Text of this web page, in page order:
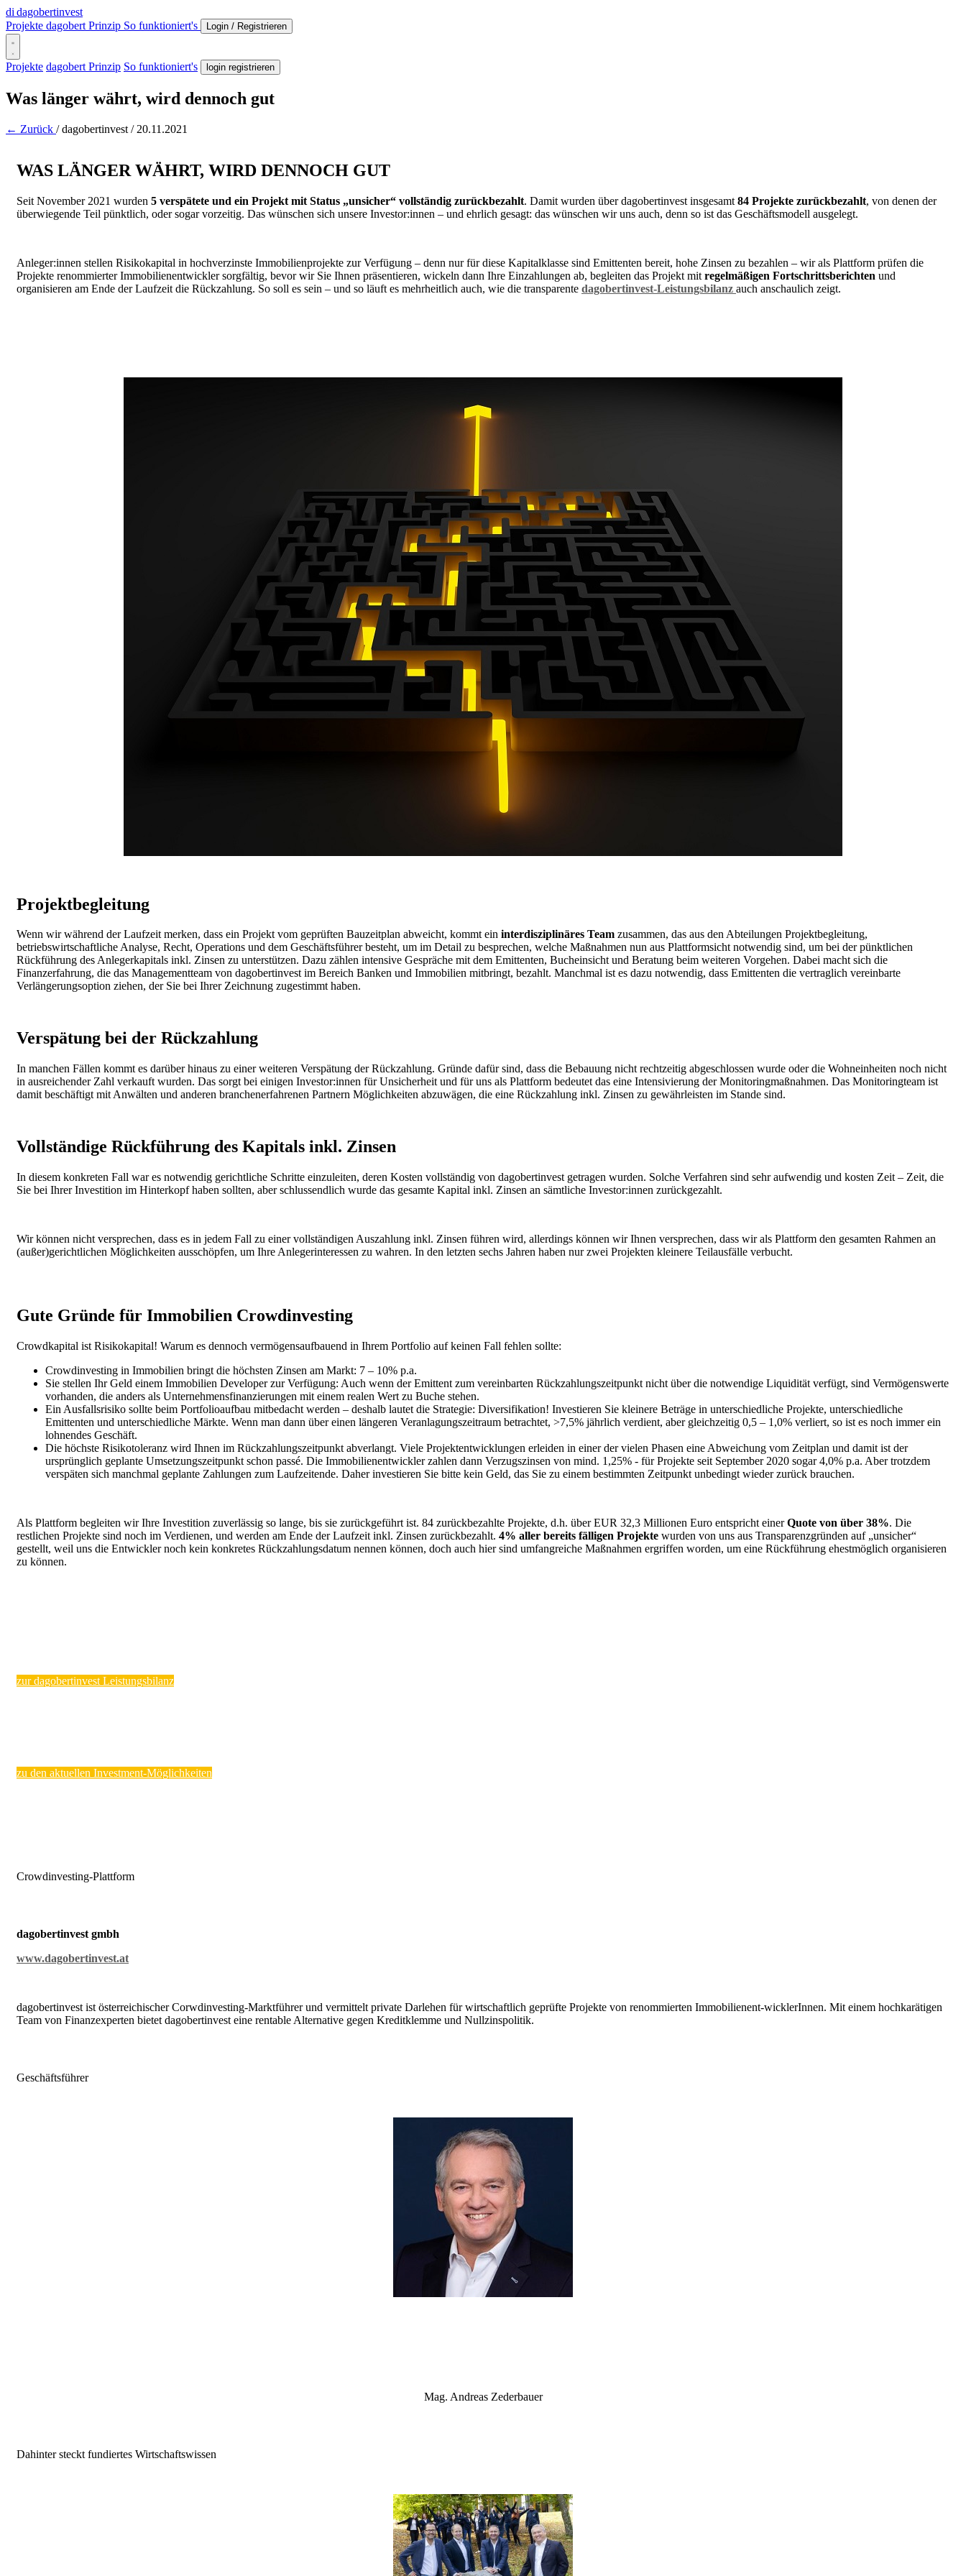
di dagobertinvest
Projekte dagobert Prinzip So funktioniert's Login / Registrieren
Projekte dagobert Prinzip So funktioniert's login registrieren
Was länger währt, wird dennoch gut
← Zurück / dagobertinvest / 20.11.2021
WAS LÄNGER WÄHRT, WIRD DENNOCH GUT
Seit November 2021 wurden 5 verspätete und ein Projekt mit Status „unsicher“ vollständig zurückbezahlt. Damit wurden über dagobertinvest insgesamt 84 Projekte zurückbezahlt, von denen der
überwiegende Teil pünktlich, oder sogar vorzeitig. Das wünschen sich unsere Investor:innen – und ehrlich gesagt: das wünschen wir uns auch, denn so ist das Geschäftsmodell ausgelegt.
Anleger:innen stellen Risikokapital in hochverzinste Immobilienprojekte zur Verfügung – denn nur für diese Kapitalklasse sind Emittenten bereit, hohe Zinsen zu bezahlen – wir als Plattform prüfen die
Projekte renommierter Immobilienentwickler sorgfältig, bevor wir Sie Ihnen präsentieren, wickeln dann Ihre Einzahlungen ab, begleiten das Projekt mit regelmäßigen Fortschrittsberichten und
organisieren am Ende der Laufzeit die Rückzahlung. So soll es sein – und so läuft es mehrheitlich auch, wie die transparente dagobertinvest-Leistungsbilanz auch anschaulich zeigt.
Projektbegleitung
Wenn wir während der Laufzeit merken, dass ein Projekt vom geprüften Bauzeitplan abweicht, kommt ein interdisziplinäres Team zusammen, das aus den Abteilungen Projektbegleitung,
betriebswirtschaftliche Analyse, Recht, Operations und dem Geschäftsführer besteht, um im Detail zu besprechen, welche Maßnahmen nun aus Plattformsicht notwendig sind, um bei der pünktlichen
Rückführung des Anlegerkapitals inkl. Zinsen zu unterstützen. Dazu zählen intensive Gespräche mit dem Emittenten, Bucheinsicht und Beratung beim weiteren Vorgehen. Dabei macht sich die
Finanzerfahrung, die das Managementteam von dagobertinvest im Bereich Banken und Immobilien mitbringt, bezahlt. Manchmal ist es dazu notwendig, dass Emittenten die vertraglich vereinbarte
Verlängerungsoption ziehen, der Sie bei Ihrer Zeichnung zugestimmt haben.
Verspätung bei der Rückzahlung
In manchen Fällen kommt es darüber hinaus zu einer weiteren Verspätung der Rückzahlung. Gründe dafür sind, dass die Bebauung nicht rechtzeitig abgeschlossen wurde oder die Wohneinheiten noch nicht
in ausreichender Zahl verkauft wurden. Das sorgt bei einigen Investor:innen für Unsicherheit und für uns als Plattform bedeutet das eine Intensivierung der Monitoringmaßnahmen. Das Monitoringteam ist
damit beschäftigt mit Anwälten und anderen branchenerfahrenen Partnern Möglichkeiten abzuwägen, die eine Rückzahlung inkl. Zinsen zu gewährleisten im Stande sind.
Vollständige Rückführung des Kapitals inkl. Zinsen
In diesem konkreten Fall war es notwendig gerichtliche Schritte einzuleiten, deren Kosten vollständig von dagobertinvest getragen wurden. Solche Verfahren sind sehr aufwendig und kosten Zeit – Zeit, die
Sie bei Ihrer Investition im Hinterkopf haben sollten, aber schlussendlich wurde das gesamte Kapital inkl. Zinsen an sämtliche Investor:innen zurückgezahlt.
Wir können nicht versprechen, dass es in jedem Fall zu einer vollständigen Auszahlung inkl. Zinsen führen wird, allerdings können wir Ihnen versprechen, dass wir als Plattform den gesamten Rahmen an
(außer)gerichtlichen Möglichkeiten ausschöpfen, um Ihre Anlegerinteressen zu wahren. In den letzten sechs Jahren haben nur zwei Projekten kleinere Teilausfälle verbucht.
Gute Gründe für Immobilien Crowdinvesting
Crowdkapital ist Risikokapital! Warum es dennoch vermögensaufbauend in Ihrem Portfolio auf keinen Fall fehlen sollte:
Crowdinvesting in Immobilien bringt die höchsten Zinsen am Markt: 7 – 10% p.a.
Sie stellen Ihr Geld einem Immobilien Developer zur Verfügung: Auch wenn der Emittent zum vereinbarten Rückzahlungszeitpunkt nicht über die notwendige Liquidität verfügt, sind Vermögenswerte
vorhanden, die anders als Unternehmensfinanzierungen mit einem realen Wert zu Buche stehen.
Ein Ausfallsrisiko sollte beim Portfolioaufbau mitbedacht werden – deshalb lautet die Strategie: Diversifikation! Investieren Sie kleinere Beträge in unterschiedliche Projekte, unterschiedliche
Emittenten und unterschiedliche Märkte. Wenn man dann über einen längeren Veranlagungszeitraum betrachtet, >7,5% jährlich verdient, aber gleichzeitig 0,5 – 1,0% verliert, so ist es noch immer ein
lohnendes Geschäft.
Die höchste Risikotoleranz wird Ihnen im Rückzahlungszeitpunkt abverlangt. Viele Projektentwicklungen erleiden in einer der vielen Phasen eine Abweichung vom Zeitplan und damit ist der
ursprünglich geplante Umsetzungszeitpunkt schon passé. Die Immobilienentwickler zahlen dann Verzugszinsen von mind. 1,25% - für Projekte seit September 2020 sogar 4,0% p.a. Aber trotzdem
verspäten sich manchmal geplante Zahlungen zum Laufzeitende. Daher investieren Sie bitte kein Geld, das Sie zu einem bestimmten Zeitpunkt unbedingt wieder zurück brauchen.
Als Plattform begleiten wir Ihre Investition zuverlässig so lange, bis sie zurückgeführt ist. 84 zurückbezahlte Projekte, d.h. über EUR 32,3 Millionen Euro entspricht einerQuote von über 38%. Die
restlichen Projekte sind noch im Verdienen, und werden am Ende der Laufzeit inkl. Zinsen zurückbezahlt. 4% aller bereits fälligen Projekte wurden von uns aus Transparenzgründen auf „unsicher“
gestellt, weil uns die Entwickler noch kein konkretes Rückzahlungsdatum nennen können, doch auch hier sind umfangreiche Maßnahmen ergriffen worden, um eine Rückführung ehestmöglich organisieren
zu können.
zur dagobertinvest Leistungsbilanz
zu den aktuellen Investment-Möglichkeiten
Crowdinvesting-Plattform
dagobertinvest gmbh
www.dagobertinvest.at
dagobertinvest ist österreichischer Corwdinvesting-Marktführer und vermittelt private Darlehen für wirtschaftlich geprüfte Projekte von renommierten Immobilienent-wicklerInnen. Mit einem hochkarätigen
Team von Finanzexperten bietet dagobertinvest eine rentable Alternative gegen Kreditklemme und Nullzinspolitik.
Geschäftsführer
Mag. Andreas Zederbauer
Dahinter steckt fundiertes Wirtschaftswissen